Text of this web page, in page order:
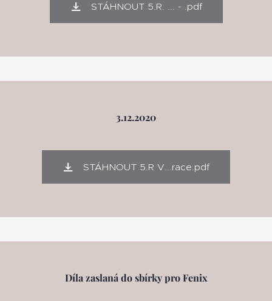
STÁHNOUT 5.R. ... - .pdf
3.12.2020
STÁHNOUT 5.R V...race.pdf
Díla zaslaná do sbírky pro Fenix